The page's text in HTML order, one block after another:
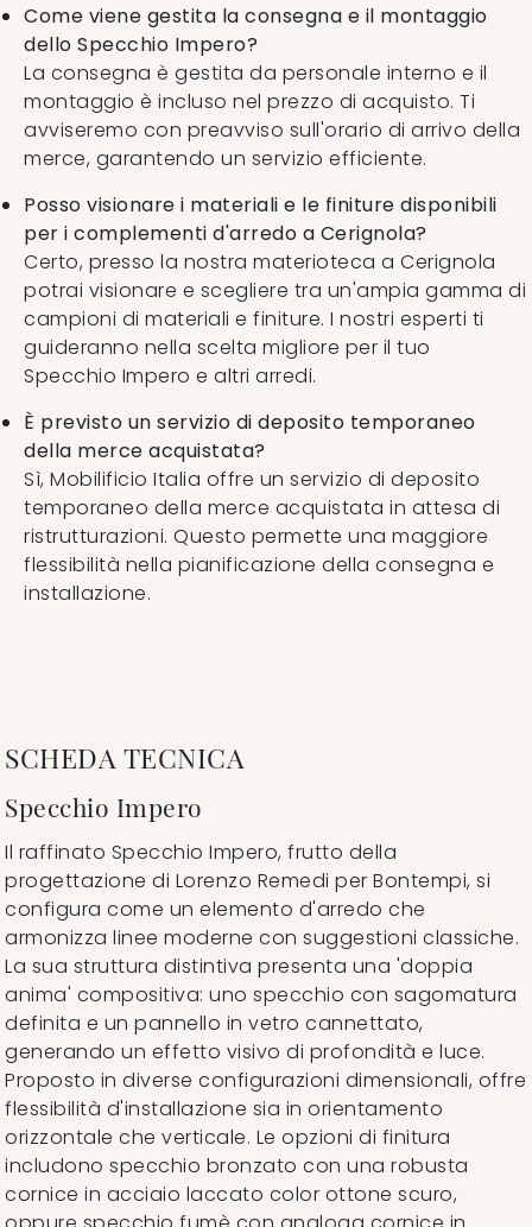
Come viene gestita la consegna e il montaggio
dello Specchio Impero?
La consegna è gestita da personale interno e il
montaggio è incluso nel prezzo di acquisto. Ti
avviseremo con preavviso sull'orario di arrivo della
merce, garantendo un servizio efficiente.
Posso visionare i materiali e le finiture disponibili
per i complementi d'arredo a Cerignola?
Certo, presso la nostra materioteca a Cerignola
potrai visionare e scegliere tra un'ampia gamma di
campioni di materiali e finiture. I nostri esperti ti
guideranno nella scelta migliore per il tuo
Specchio Impero e altri arredi.
È previsto un servizio di deposito temporaneo
della merce acquistata?
Sì, Mobilificio Italia offre un servizio di deposito
temporaneo della merce acquistata in attesa di
ristrutturazioni. Questo permette una maggiore
flessibilità nella pianificazione della consegna e
installazione.
SCHEDA TECNICA
Specchio Impero
Il raffinato Specchio Impero, frutto della
progettazione di Lorenzo Remedi per Bontempi, si
configura come un elemento d'arredo che
armonizza linee moderne con suggestioni classiche.
La sua struttura distintiva presenta una 'doppia
anima' compositiva: uno specchio con sagomatura
definita e un pannello in vetro cannettato,
generando un effetto visivo di profondità e luce.
Proposto in diverse configurazioni dimensionali, offre
flessibilità d'installazione sia in orientamento
orizzontale che verticale. Le opzioni di finitura
includono specchio bronzato con una robusta
cornice in acciaio laccato color ottone scuro,